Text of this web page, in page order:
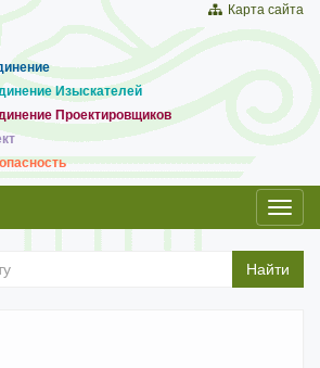
Карта сайта
Изыскателей
Проектировщиков
Найти